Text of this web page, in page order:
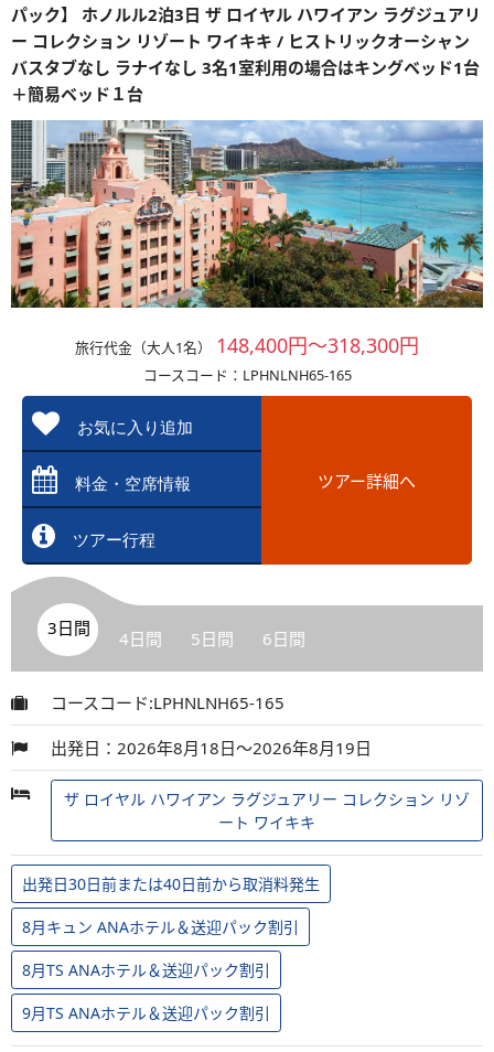
パック】 ホノルル2泊3日 ザ ロイヤル ハワイアン ラグジュアリ
ー コレクション リゾート ワイキキ / ヒストリックオーシャン
バスタブなし ラナイなし 3名1室利用の場合はキングベッド1台
＋簡易ベッド１台
旅行代金（大人1名） 148,400円～318,300円
コースコード：LPHNLNH65-165
お気に入り追加
料金・空席情報
ツアー行程
ツアー詳細へ
3日間 4日間 5日間 6日間
コースコード:LPHNLNH65-165
出発日：2026年8月18日～2026年8月19日
ザ ロイヤル ハワイアン ラグジュアリー コレクション リゾ
ート ワイキキ
出発日30日前または40日前から取消料発生
8月キュン ANAホテル＆送迎パック割引
8月TS ANAホテル＆送迎パック割引
9月TS ANAホテル＆送迎パック割引